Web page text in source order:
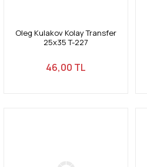
Oleg Kulakov Kolay Transfer
25x35 T-227
46,00 TL